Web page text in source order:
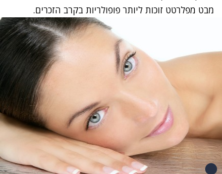
מבט מפלרטט זוכות ליותר פופולריות בקרב הזכרים.